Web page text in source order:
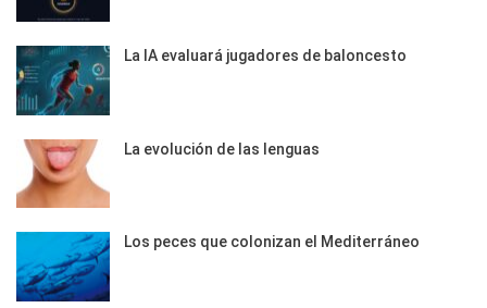
La IA evaluará jugadores de baloncesto
La evolución de las lenguas
Los peces que colonizan el Mediterráneo